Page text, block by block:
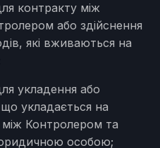
контракту між
або здійснення
які вживаються на
укладення або
укладається на
Контролером та
особою;